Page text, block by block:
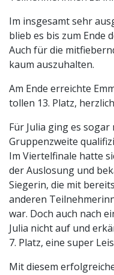
Im insgesamt sehr
blieb es bis zum Ende
Auch für die
kaum auszuhalten.
Am Ende erreichte
tollen 13. Platz,
Für Julia ging es
Gruppenzweite
Im Viertelfinale hatte
der Auslosung und
Siegerin, die mit
anderen
war. Doch auch nach
Julia nicht auf und
7. Platz, eine super
Mit diesem